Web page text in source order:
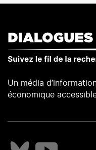
Un média
économique